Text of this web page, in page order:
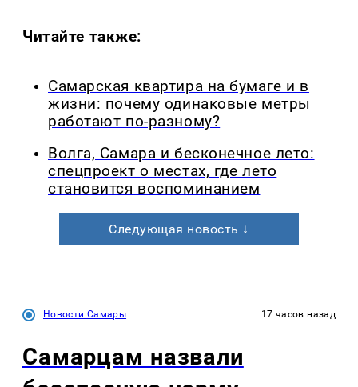
Читайте также:
Самарская квартира на бумаге и в
жизни: почему одинаковые метры
работают по-разному?
Волга, Самара и бесконечное лето:
спецпроект о местах, где лето
становится воспоминанием
Следующая новость ↓
Новости Самары 17 часов назад
Самарцам назвали